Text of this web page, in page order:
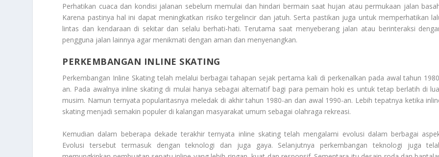
Perhatikan cuaca dan kondisi jalanan sebelum memulai dan hindari bermain saat hujan atau permukaan jalan
Karena pastinya hal ini dapat meningkatkan risiko tergelincir dan jatuh. Serta pastikan juga untuk memperhatikan
lintas dan kendaraan di sekitar dan selalu berhati-hati. Terutama saat menyeberang jalan atau berinteraksi
pengguna jalan lainnya agar menikmati dengan aman dan menyenangkan.
PERKEMBANGAN INLINE SKATING
Perkembangan Inline Skating telah melalui berbagai tahapan sejak pertama kali di perkenalkan pada awal tahun
an. Pada awalnya inline skating di mulai hanya sebagai alternatif bagi para pemain hoki es untuk tetap berlatih di
musim. Namun ternyata popularitasnya meledak di akhir tahun 1980-an dan awal 1990-an. Lebih tepatnya ketika
skating menjadi semakin populer di kalangan masyarakat umum sebagai olahraga rekreasi.
Kemudian dalam beberapa dekade terakhir ternyata inline skating telah mengalami evolusi dalam berbagai
Evolusi tersebut termasuk dengan teknologi dan juga gaya. Selanjutnya perkembangan teknologi juga